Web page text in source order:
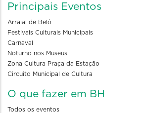
Principais Eventos
Arraial de Belô
Festivais Culturais Municipais
Carnaval
Noturno nos Museus
Zona Cultura Praça da Estação
Circuito Municipal de Cultura
O que fazer em BH
Todos os eventos